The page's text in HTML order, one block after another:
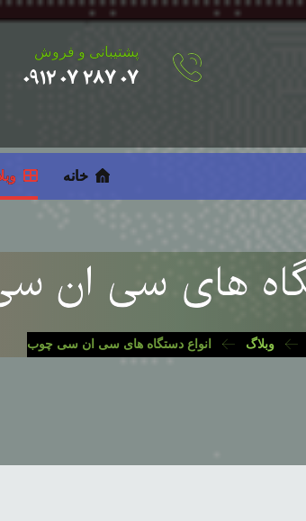
پشتیبانی و فروش
۰۷ ۲۸۷ ۰۷ ۰۹۱۲
خانه
های سی ان
وبلاگ انواع دستگاه های سی ان سی چوب